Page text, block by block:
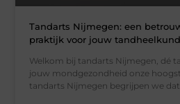
Tandarts Nijmegen: een
praktijk voor jouw
Welkom bij tandarts Nijmegen, dé
jouw mondgezondheid onze
tandarts Nijmegen begrijpen we